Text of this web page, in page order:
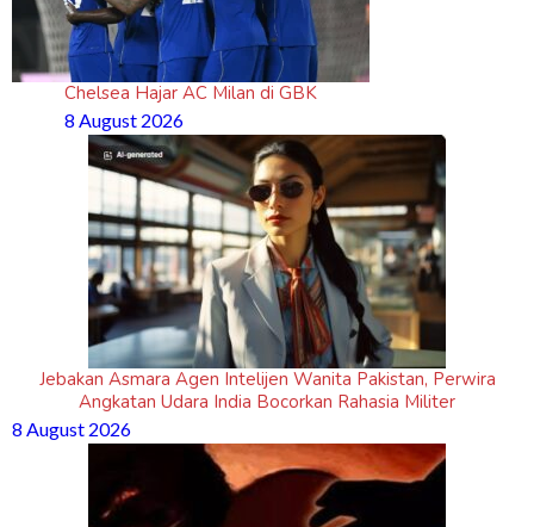
Chelsea Hajar AC Milan di GBK
8 August 2026
Jebakan Asmara Agen Intelijen Wanita Pakistan, Perwira
Angkatan Udara India Bocorkan Rahasia Militer
8 August 2026